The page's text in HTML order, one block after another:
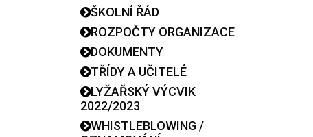
ŠKOLNÍ ŘÁD
ROZPOČTY ORGANIZACE
DOKUMENTY
TŘÍDY A UČITELÉ
LYŽAŘSKÝ VÝCVIK
2022/2023
WHISTLEBLOWING /